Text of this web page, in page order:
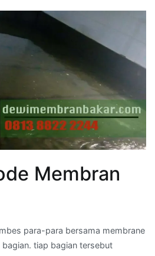
Membran
para-para bersama membrane
tiap bagian tersebut